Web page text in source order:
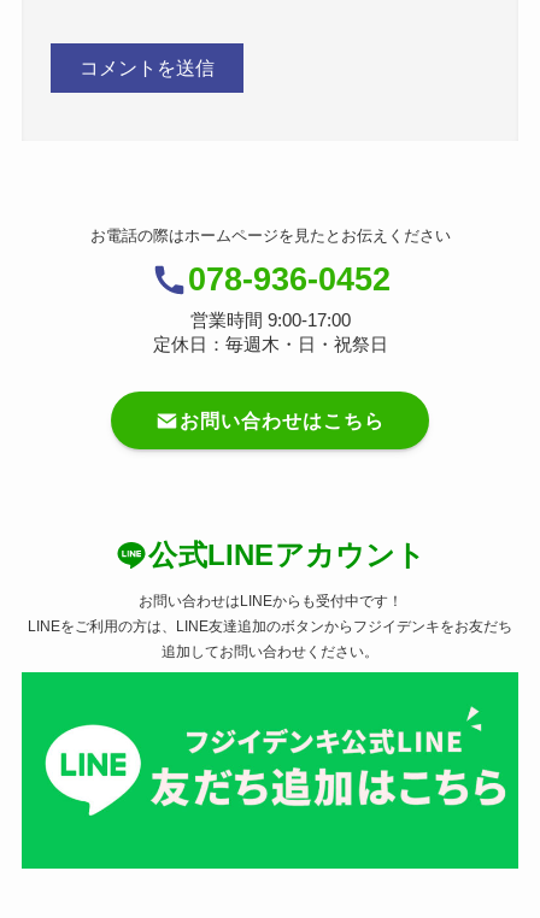
お電話の際はホームページを見たとお伝えください
078-936-0452
営業時間 9:00-17:00
定休日：毎週木・日・祝祭日
お問い合わせはこちら
公式LINEアカウント
お問い合わせはLINEからも受付中です！
LINEをご利用の方は、LINE友達追加のボタンからフジイデンキをお友だち
追加してお問い合わせください。